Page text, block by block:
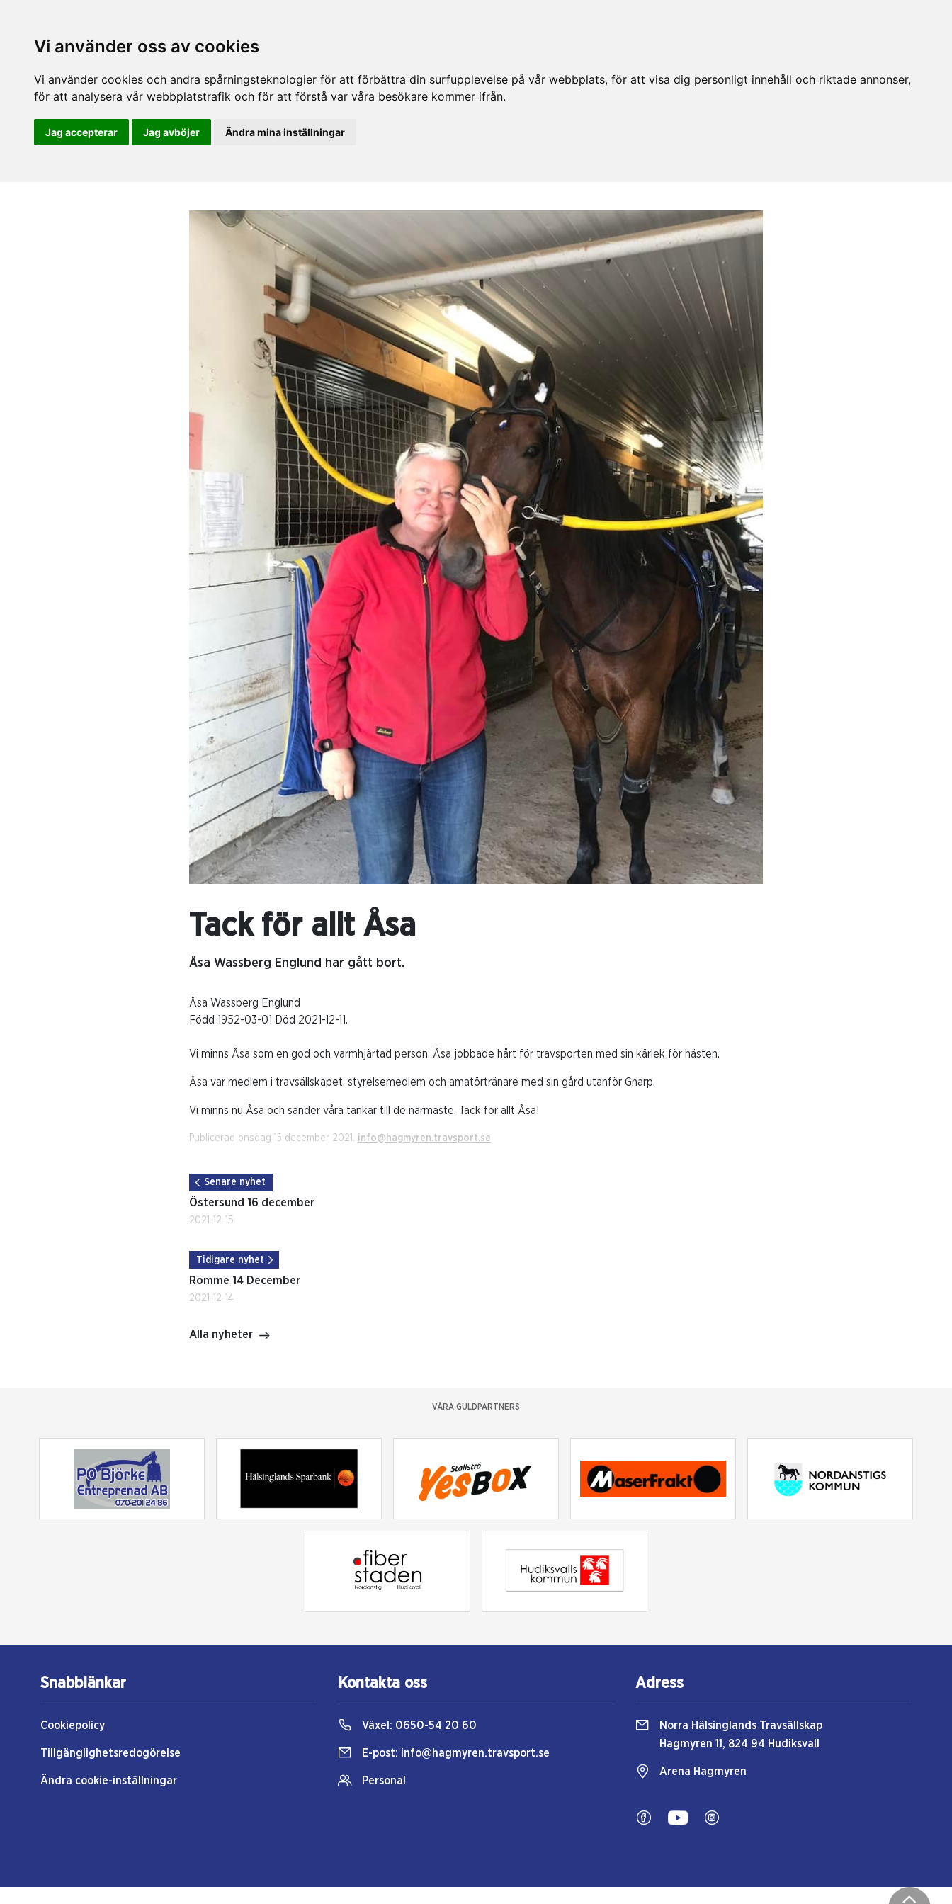
Vi använder oss av cookies
Vi använder cookies och andra spårningsteknologier för att förbättra din surfupplevelse på vår webbplats, för att visa dig personligt innehåll och riktade annonser,
för att analysera vår webbplatstrafik och för att förstå var våra besökare kommer ifrån.
Jag accepterar Jag avböjer Ändra mina inställningar
Tack för allt Åsa
Åsa Wassberg Englund har gått bort.
Åsa Wassberg Englund
Född 1952-03-01 Död 2021-12-11.
Vi minns Åsa som en god och varmhjärtad person. Åsa jobbade hårt för travsporten med sin kärlek för hästen.
Åsa var medlem i travsällskapet, styrelsemedlem och amatörtränare med sin gård utanför Gnarp.
Vi minns nu Åsa och sänder våra tankar till de närmaste. Tack för allt Åsa!
Publicerad onsdag 15 december 2021. info@hagmyren.travsport.se
Senare nyhet
Östersund 16 december
2021-12-15
Tidigare nyhet
Romme 14 December
2021-12-14
Alla nyheter
VÅRA GULDPARTNERS
Snabblänkar
Cookiepolicy
Tillgänglighetsredogörelse
Ändra cookie-inställningar
Kontakta oss
Växel: 0650-54 20 60
E-post: info@hagmyren.travsport.se
Personal
Adress
Norra Hälsinglands Travsällskap
Hagmyren 11, 824 94 Hudiksvall
Arena Hagmyren